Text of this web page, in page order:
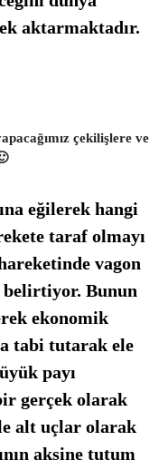
aktarmaktadır.
çekilişlere ve
eğilerek hangi
taraf olmayı
vagon
belirtiyor. Bunun
ekonomik
tabi tutarak ele
payı
gerçek olarak
alt uçlar olarak
aksine tutum